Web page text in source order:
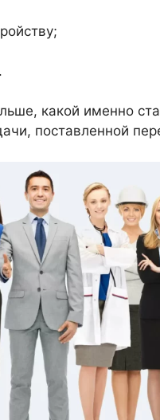
какой именно
поставленной